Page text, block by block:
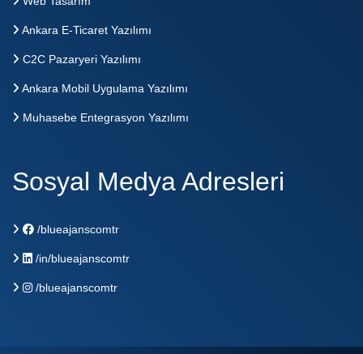
Ankara E-Ticaret Yazılımı
C2C Pazaryeri Yazılımı
Ankara Mobil Uygulama Yazılımı
Muhasebe Entegrasyon Yazılımı
Sosyal Medya Adresleri
/blueajanscomtr
/in/blueajanscomtr
/blueajanscomtr